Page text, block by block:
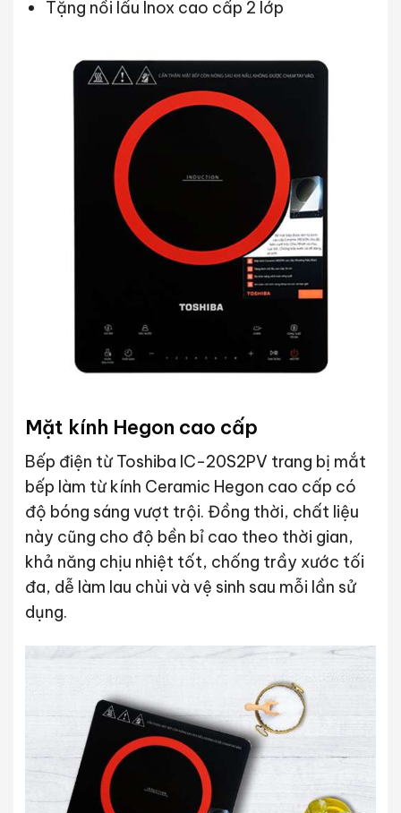
Tặng nồi lẩu Inox cao cấp 2 lớp
Mặt kính Hegon cao cấp
Bếp điện từ Toshiba IC-20S2PV trang bị mắt
bếp làm từ kính Ceramic Hegon cao cấp có
độ bóng sáng vượt trội. Đồng thời, chất liệu
này cũng cho độ bền bỉ cao theo thời gian,
khả năng chịu nhiệt tốt, chống trầy xước tối
đa, dễ làm lau chùi và vệ sinh sau mỗi lần sử
dụng.